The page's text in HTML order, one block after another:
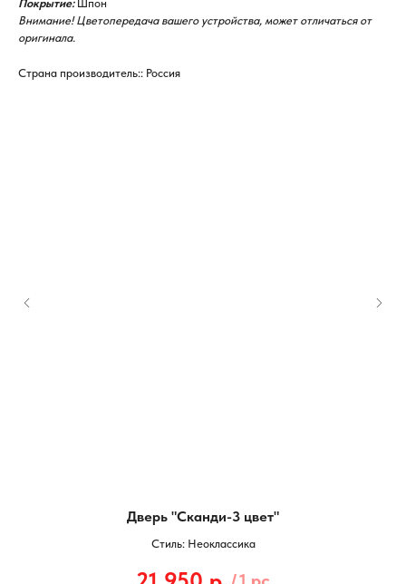
Покрытие: Шпон
Внимание! Цветопередача вашего устройства, может отличаться от
оригинала.
Страна производитель:: Россия
Дверь "Сканди-3 цвет"
Стиль: Неоклассика